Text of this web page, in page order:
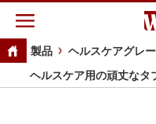
製品 ヘルスケアグレ
ヘルスケア用の頑丈なタ